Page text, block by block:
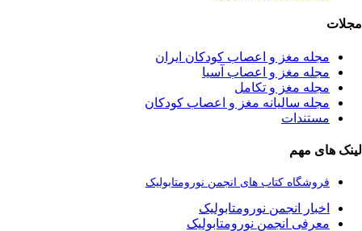
مجلات
مجله مغز و اعصاب کودکان ایران
مجله مغز و اعصاب آسیا
مجله مغز و تکامل
مجله سالیانه مغز و اعصاب کودکان
مستندات
لینک های مهم
فروشگاه کتاب های انجمن نورومتابولیک
اخبار انجمن نورومتابولیک
معرفی انجمن نورومتابولیک